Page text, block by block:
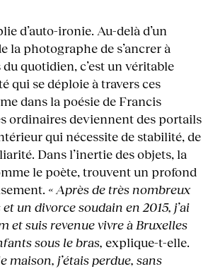
d’auto-ironie. Au-delà d’un
la photographe de s’ancrer à
quotidien, c’est un véritable
qui se déploie à travers ces
dans la poésie de Francis
ordinaires deviennent des portails
qui nécessite de stabilité, de
Dans l’inertie des objets, la
le poète, trouvent un profond
« Après de très nombreux
un divorce soudain en 2015, j’ai
et suis revenue vivre à Bruxelles
sous le bras, explique-t-elle.
maison, j’étais perdue, sans